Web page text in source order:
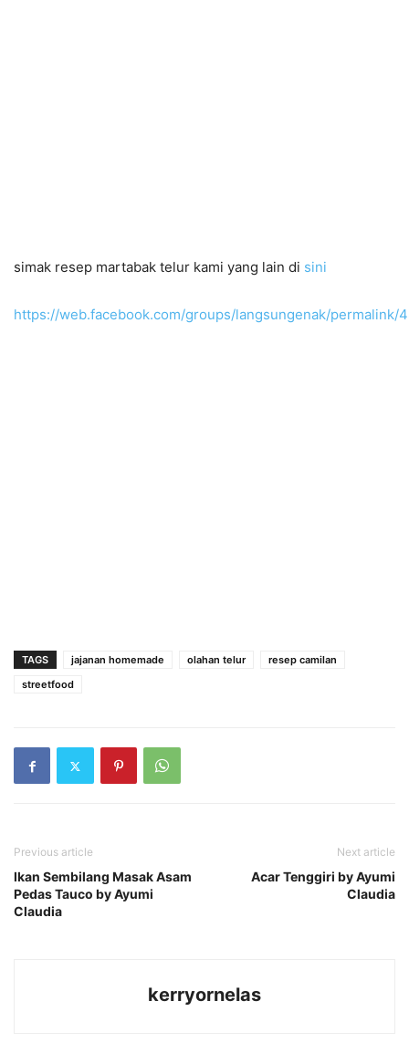
simak resep martabak telur kami yang lain di sini
https://web.facebook.com/groups/langsungenak/permalink/
TAGS jajanan homemade olahan telur
resep camilan
streetfood
Previous article
Ikan Sembilang Masak Asam
Pedas Tauco by Ayumi
Claudia
Next article
Acar Tenggiri by Ayumi
Claudia
kerryornelas